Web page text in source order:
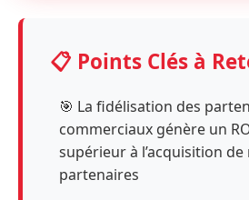
📋 Points Clés à
🎯 La fidélisation des
commerciaux génère un
supérieur à l’acquisition
partenaires